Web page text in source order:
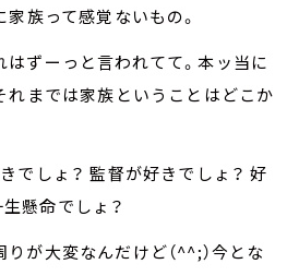
家族って感覚ないもの。
はずーっと言われてて。本ッ当に
れまでは家族ということはどこか
でしょ？ 監督が好きでしょ？ 好
懸命でしょ？
りが大変なんだけど（^^;）今とな